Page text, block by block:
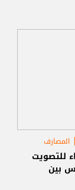
المصارف
للتصويت
بين